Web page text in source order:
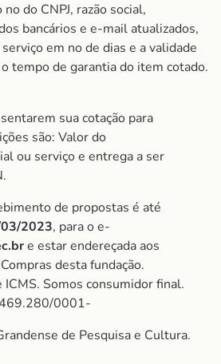
do CNPJ, razão social,
bancários e e-mail atualizados,
em no de dias e a validade
tempo de garantia do item cotado.
sua cotação para
são: Valor do
ou serviço e entrega a ser
de propostas é até
2023, para o e-
e estar endereçada aos
desta fundação.
ICMS. Somos consumidor final.
0001-
de Pesquisa e Cultura.